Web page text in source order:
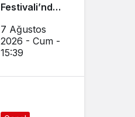
Festivali’nde
Yöresel
Lezzetler
7 Ağustos
2026 - Cum -
15:39